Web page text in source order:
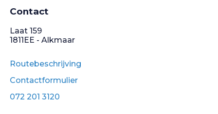
Contact
Laat 159
1811EE - Alkmaar
Routebeschrijving
Contactformulier
072 201 3120